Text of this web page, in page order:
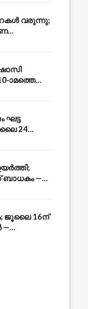
വരുന്നു;
ാമത്തെ
ഘട്ട
24
—
ജൂലൈ 16ന്
—